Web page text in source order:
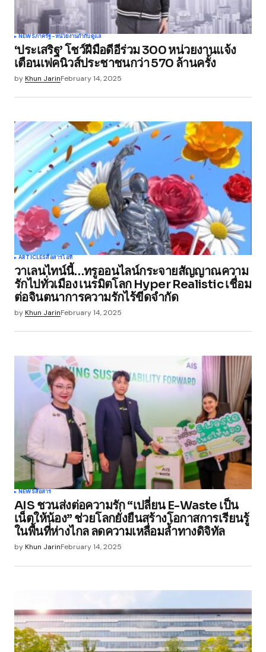
Your Name*
Your E-mail*
browser for the next time I comment.
Submit Comment
NEWSภาครัฐ-หน่วยงานกำกับดูแล
‘ประเสริฐ’ โชว์ฝีมือดีอีร่วม 300 หน่วยงานแจ้ง
เตือนเฟคนิวส์ประชาชนกว่า 570 ล้านครั้ง
byKhun JarinFebruary 14, 2025
ARTICLESสื่อสารไอที
วาเลนไทน์นี้…ทรูออนไลน์กระจายสัญญาณความ
รักไปทั่วเมือง เนรมิตโลก Hyper Realistic เชื่อม
ต่อจินตนาการความรักไร้ขีดจำกัด
byKhun JarinFebruary 14, 2025
NEWSสื่อสาร
AIS ชวนส่งต่อความรัก “เปลี่ยน E-Waste เป็น
เน็ตให้น้อง” ช่วยโลกยั่งยืนสร้างโอกาสการเรียนรู้
ในพื้นที่ห่างไกล ลดความเหลื่อมล้ำทางดิจิทัล
byKhun JarinFebruary 14, 2025